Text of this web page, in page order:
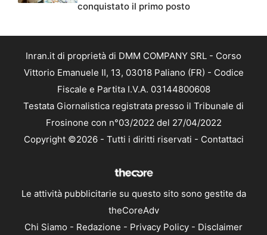
conquistato il primo posto
Inran.it di proprietà di DMM COMPANY SRL - Corso
Vittorio Emanuele II, 13, 03018 Paliano (FR) - Codice
Fiscale e Partita I.V.A. 03144800608
Testata Giornalistica registrata presso il Tribunale di
Frosinone con n°03/2022 del 27/04/2022
Copyright ©2026 - Tutti i diritti riservati - Contattaci
Le attività pubblicitarie su questo sito sono gestite da
theCoreAdv
Chi Siamo - Redazione - Privacy Policy - Disclaimer